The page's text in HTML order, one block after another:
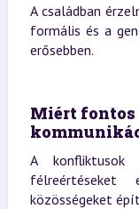
A családban
formális és a
erősebben.
Miért fontos
A konfliktusok
félreértéseket
közösségeket